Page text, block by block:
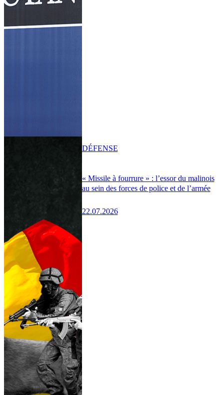
« Missile à fourrure » : l’essor du malinois
au sein des forces de police et de l’armée
22.07.2026
DÉFENSE